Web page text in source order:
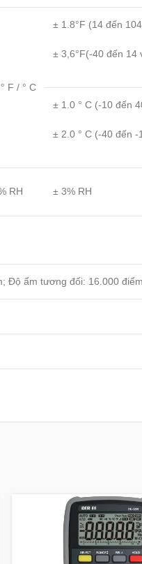
F / ° C
± 1.8°F (14 đến
± 3,6°F(-40 đến 14
± 1.0 ° C (-10 đến
± 2.0 ° C (-40 đến -
RH ± 3% RH
Độ ẩm tương đối: 16.000 điểm